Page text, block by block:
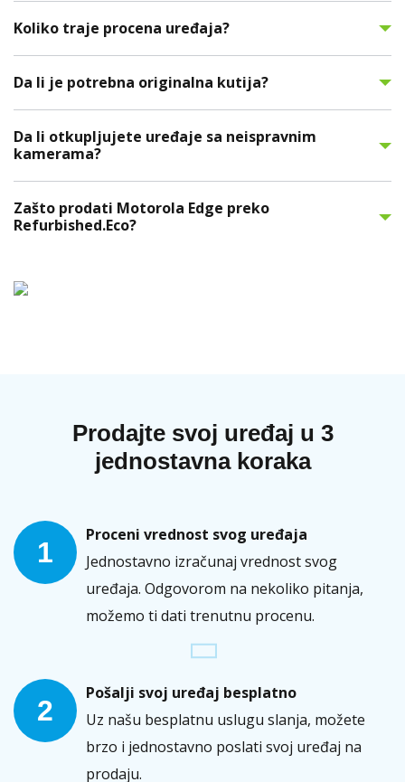
Koliko traje procena uređaja?
Da li je potrebna originalna kutija?
Da li otkupljujete uređaje sa neispravnim
kamerama?
Zašto prodati Motorola Edge preko
Refurbished.Eco?
Prodajte svoj uređaj u 3
jednostavna koraka
1
Proceni vrednost svog uređaja
Jednostavno izračunaj vrednost svog
uređaja. Odgovorom na nekoliko pitanja,
možemo ti dati trenutnu procenu.
2
Pošalji svoj uređaj besplatno
Uz našu besplatnu uslugu slanja, možete
brzo i jednostavno poslati svoj uređaj na
prodaju.